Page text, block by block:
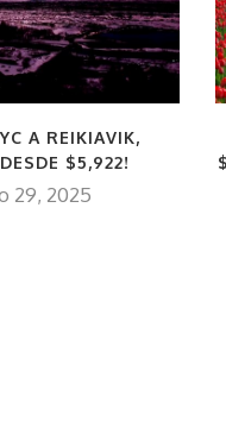
A REIKIAVIK,
$5,922!
29, 2025